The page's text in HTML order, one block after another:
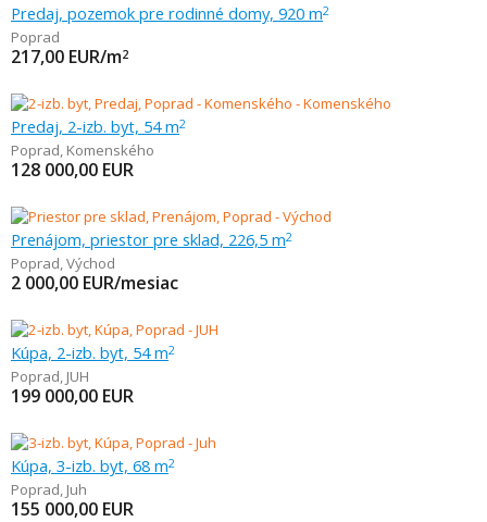
Predaj, pozemok pre rodinné domy, 920 m2
Poprad
217,00 EUR/m2
Predaj, 2-izb. byt, 54 m2
Poprad, Komenského
128 000,00 EUR
Prenájom, priestor pre sklad, 226,5 m2
Poprad,Východ
2 000,00 EUR/mesiac
Kúpa, 2-izb. byt, 54 m2
Poprad, JUH
199 000,00 EUR
Kúpa, 3-izb. byt, 68 m2
Poprad, Juh
155 000,00 EUR